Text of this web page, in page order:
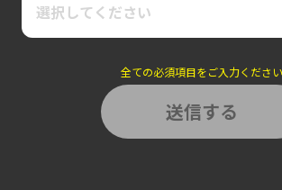
選択してください
全ての必須項目をご入力ください